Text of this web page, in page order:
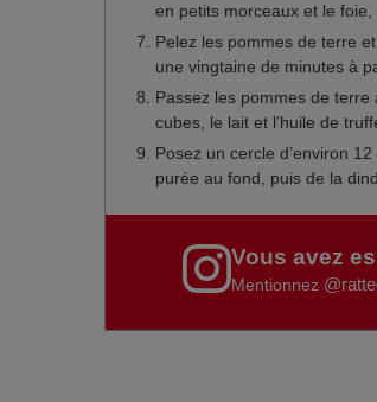
en petits morceaux et le
Pelez les pommes de terre
une vingtaine de minutes à
Passez les pommes de
cubes, le lait et l’huile de
Posez un cercle d’environ
purée au fond, puis de la
Vous avez
Mentionnez